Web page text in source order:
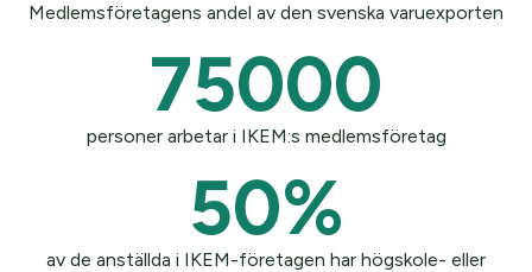
Medlemsföretagens andel av den svenska varuexporten
75000
personer arbetar i IKEM:s medlemsföretag
50%
av de anställda i IKEM-företagen har högskole- eller